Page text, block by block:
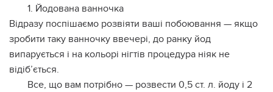
1. Йодована ванночка
Відразу поспішаємо розвіяти ваші побоювання — якщо
зробити таку ванночку ввечері, до ранку йод
випарується і на кольорі нігтів процедура ніяк не
відіб’ється.
Все, що вам потрібно — розвести 0,5 ст. л. йоду і 2